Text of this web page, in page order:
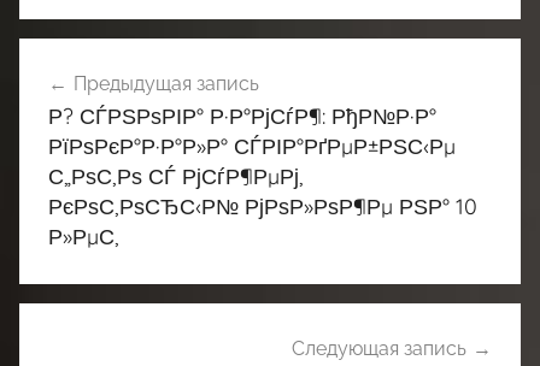
по
записям
Предыдущая запись
Р? СЃРЅРѕРІР° Р·Р°РјСѓР¶: РђР№Р·Р°
РїРѕРєР°Р·Р°Р»Р° СЃРІР°РґРµР±РЅС‹Рµ
С„РѕС‚Рѕ СЃ РјСѓР¶РµРј,
РєРѕС‚РѕСЂС‹Р№ РјРѕР»РѕР¶Рµ РЅР° 10
Р»РµС‚
Следующая запись